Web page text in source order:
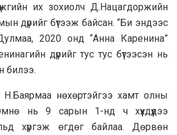
их зохиолч Д.Нацагдоржийн
дүрийг бүтээж байсан. “Би эндээс
2020 онд “Анна Каренина”
дүрийг тус тус бүтээсэн нь
билээ.
нөхөртэйгээ хамт олны
нь 9 сарын 1-нд ч хүүхдүүдээ
хүргэж өгдөг байлаа. Дөрвөн